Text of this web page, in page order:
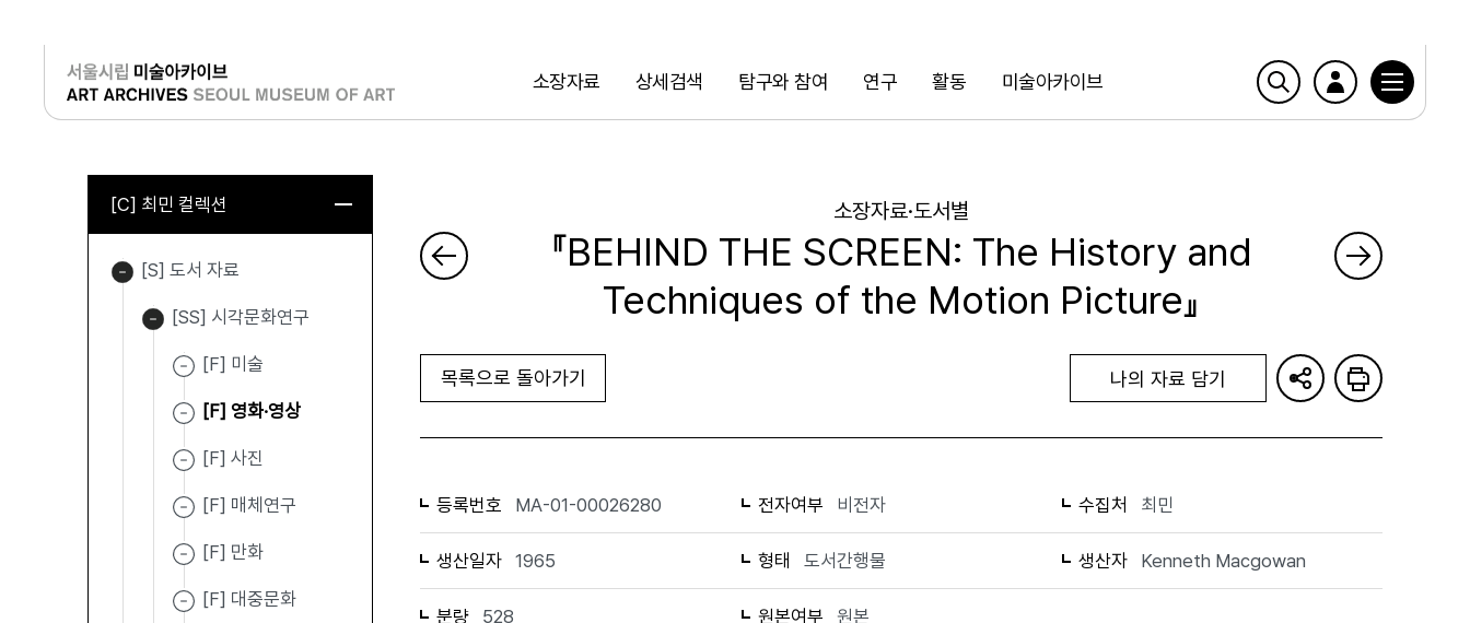
소장자료 상세검색 탐구와 참여 연구 활동 미술아카이브
검색
로그인
[C] 최민 컬렉션
[S] 도서 자료
[SS] 시각문화연구
[F] 미술
[F] 영화·영상
[F] 사진
[F] 매체연구
[F] 만화
[F] 대중문화
소장자료·도서별
『BEHIND THE SCREEN: The History and
Techniques of the Motion Picture』
목록으로 돌아가기 나의 자료 담기
등록번호 MA-01-00026280 전자여부 비전자 수집처 최민
생산일자 1965 형태 도서간행물 생산자 Kenneth Macgowan
분량 528 원본여부 원본